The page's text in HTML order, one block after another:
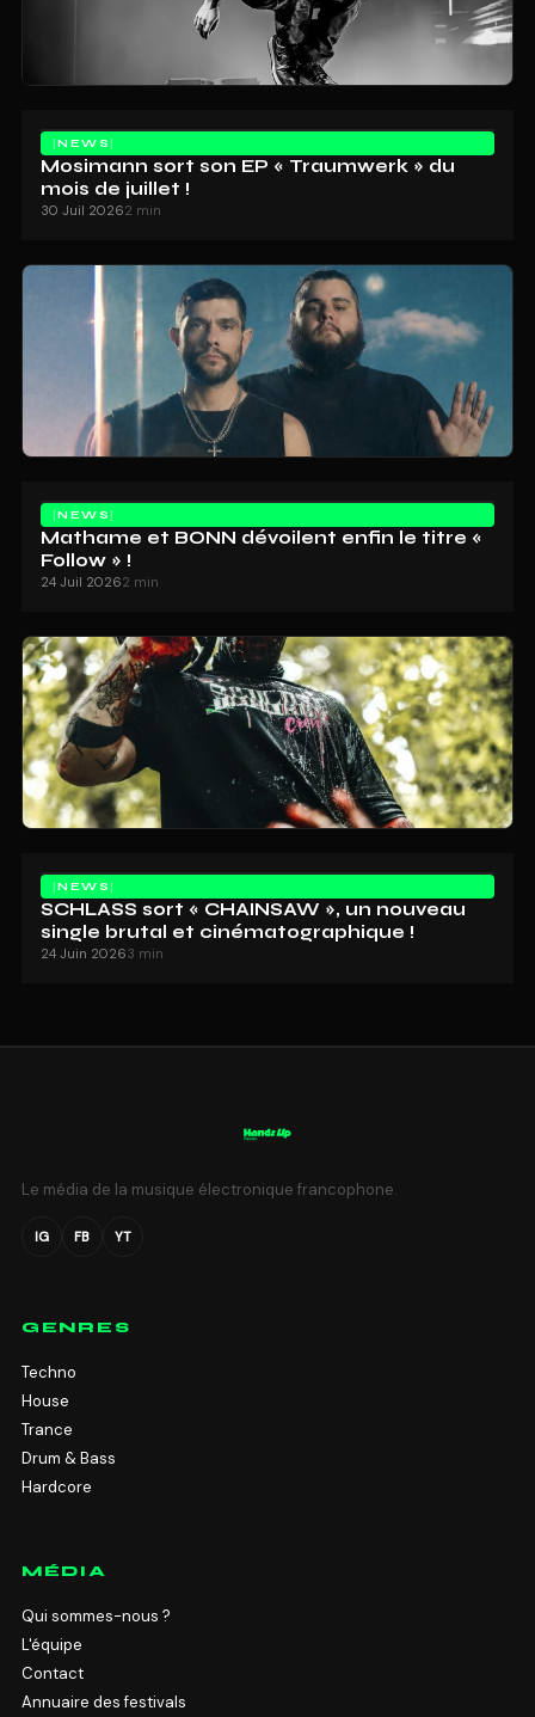
NEWS
Mosimann sort son EP « Traumwerk » du
mois de juillet !
30 Juil 20262 min
NEWS
Mathame et BONN dévoilent enfin le titre «
Follow » !
24 Juil 20262 min
NEWS
SCHLASS sort « CHAINSAW », un nouveau
single brutal et cinématographique !
24 Juin 20263 min
Le média de la musique électronique francophone.
IG FB YT
GENRES
Techno
House
Trance
Drum & Bass
Hardcore
MÉDIA
Qui sommes-nous ?
L'équipe
Contact
Annuaire des festivals